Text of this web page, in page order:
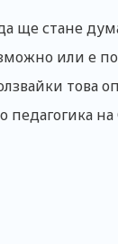
ще стане
или е
това
педагогика